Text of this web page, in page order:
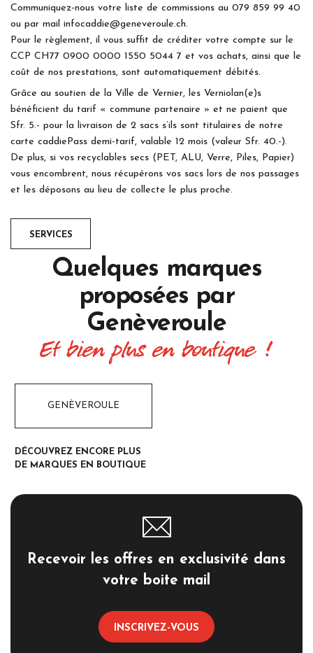
Communiquez-nous votre liste de commissions au 079 859 99 40
ou par mail infocaddie@geneveroule.ch.
Pour le règlement, il vous suffit de créditer votre compte sur le
CCP CH77 0900 0000 1550 5044 7 et vos achats, ainsi que le
coût de nos prestations, sont automatiquement débités.
Grâce au soutien de la Ville de Vernier, les Verniolan(e)s
bénéficient du tarif « commune partenaire » et ne paient que
Sfr. 5.- pour la livraison de 2 sacs s’ils sont titulaires de notre
carte caddiePass demi-tarif, valable 12 mois (valeur Sfr. 40.-).
De plus, si vos recyclables secs (PET, ALU, Verre, Piles, Papier)
vous encombrent, nous récupérons vos sacs lors de nos passages
et les déposons au lieu de collecte le plus proche.
SERVICES
Quelques marques
proposées par
Genèveroule
Et bien plus en boutique !
GENÈVEROULE
DÉCOUVREZ ENCORE PLUS
DE MARQUES EN BOUTIQUE
Recevoir les offres en exclusivité dans
votre boite mail
INSCRIVEZ-VOUS